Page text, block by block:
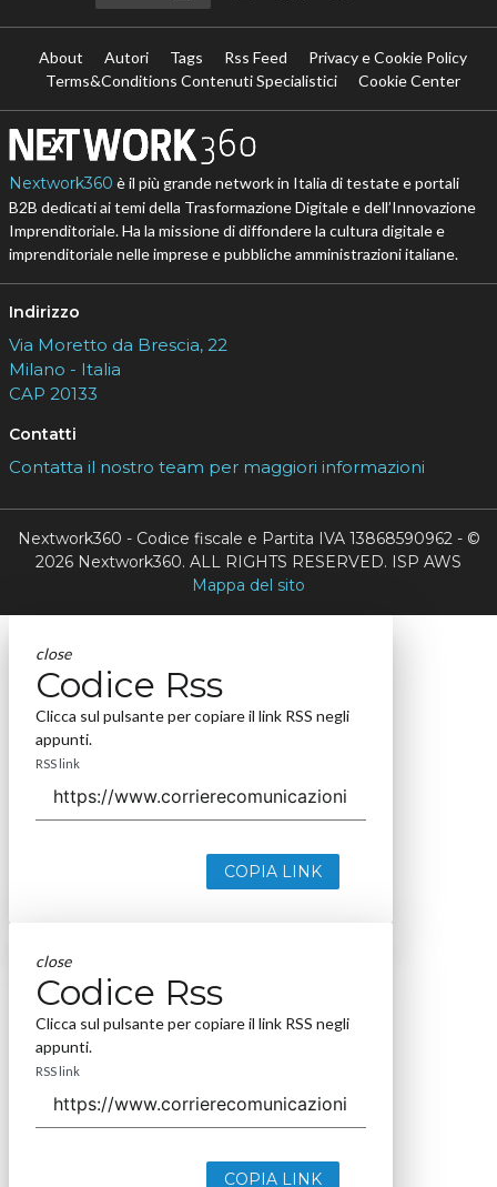
About Autori Tags Rss Feed
Privacy e Cookie Policy
Terms&Conditions Contenuti Specialistici
Cookie Center
Nextwork360 è il più grande network in Italia di testate e portali
B2B dedicati ai temi della Trasformazione Digitale e dell’Innovazione
Imprenditoriale. Ha la missione di diffondere la cultura digitale e
imprenditoriale nelle imprese e pubbliche amministrazioni italiane.
Indirizzo
Via Moretto da Brescia, 22
Milano - Italia
CAP 20133
Contatti
Contatta il nostro team per maggiori informazioni
Nextwork360 - Codice fiscale e Partita IVA 13868590962 - ©
2026 Nextwork360. ALL RIGHTS RESERVED. ISP AWS
Mappa del sito
close
Codice Rss
Clicca sul pulsante per copiare il link RSS negli
appunti.
RSS link
COPIA LINK
close
Codice Rss
Clicca sul pulsante per copiare il link RSS negli
appunti.
RSS link
COPIA LINK